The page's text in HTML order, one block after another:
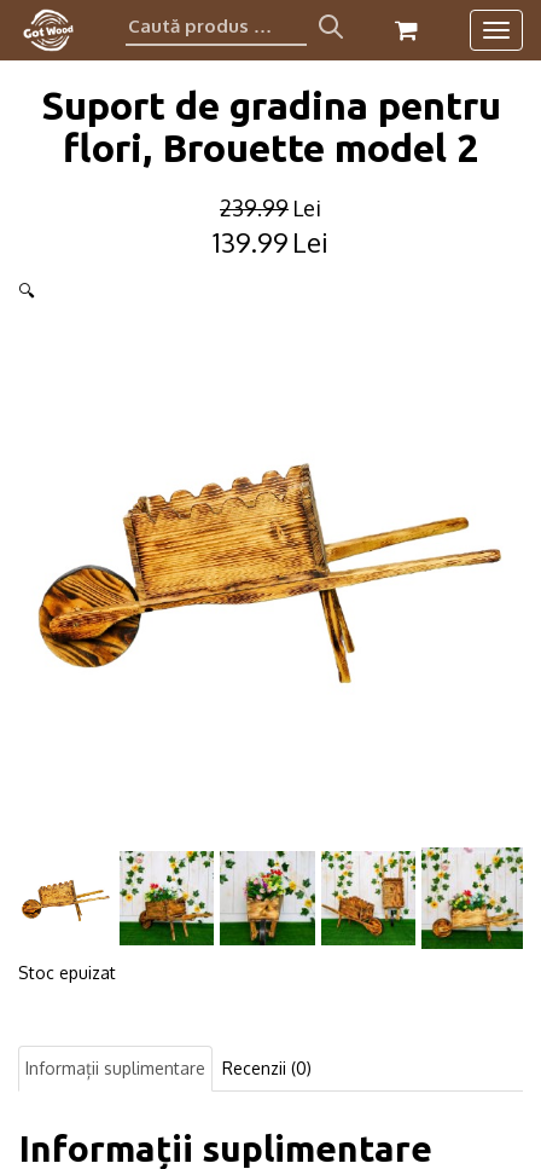
Caută
produs:
Suport de gradina pentru
flori, Brouette model 2
239.99 Lei
Original
139.99 Lei
Current
🔍
Stoc epuizat
Informații suplimentare Recenzii (0)
Informații suplimentare